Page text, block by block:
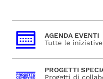
AGENDA EVENTI
Tutte le
PROGETTI
Progetti di